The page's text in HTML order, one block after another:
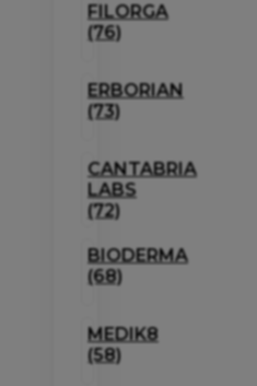
FILORGA
(76)
ERBORIAN
(73)
CANTABRIA
LABS
(72)
BIODERMA
(68)
MEDIK8
(58)